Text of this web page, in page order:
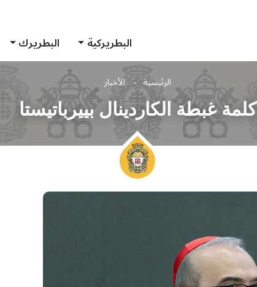
البطريركية
البطريرك
الرئيسية الأخبار
كلمة غبطة الكاردينال بييرباتيستا